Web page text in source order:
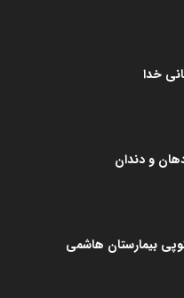
خدا
و دندان
بیمارستان هاشمی